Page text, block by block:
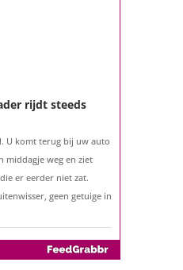
rijdt steeds
U komt terug bij uw auto
weg en ziet
er eerder niet zat.
geen getuige in